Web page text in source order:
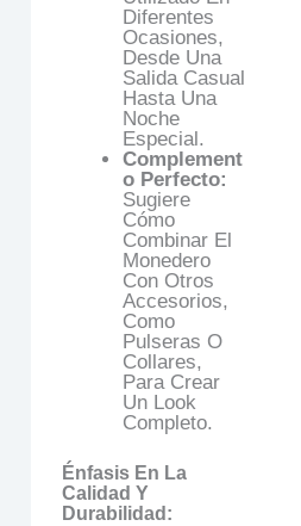
Diferentes
Ocasiones,
Desde Una
Salida Casual
Hasta Una
Noche
Especial.
Complement
O Perfecto:
Sugiere
Cómo
Combinar El
Monedero
Con Otros
Accesorios,
Como
Pulseras O
Collares,
Para Crear
Un Look
Completo.
Énfasis En La
Calidad Y
Durabilidad: